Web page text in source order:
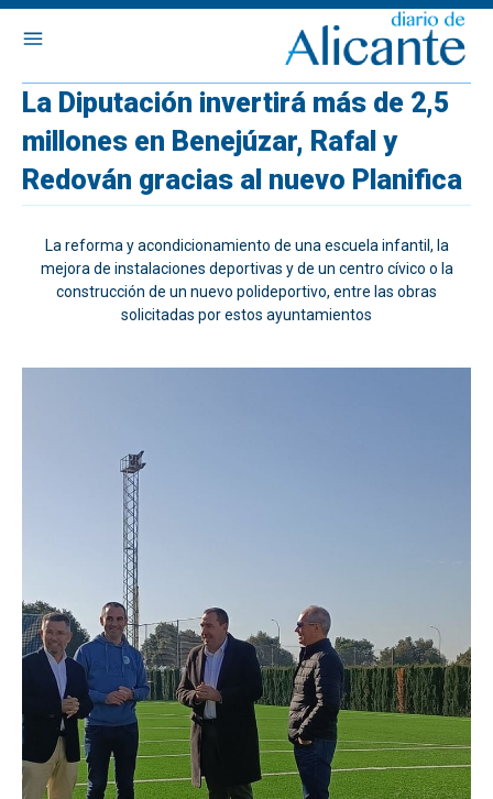
La Diputación invertirá más de 2,5
millones en Benejúzar, Rafal y
Redován gracias al nuevo Planifica
La reforma y acondicionamiento de una escuela infantil, la
mejora de instalaciones deportivas y de un centro cívico o la
construcción de un nuevo polideportivo, entre las obras
solicitadas por estos ayuntamientos